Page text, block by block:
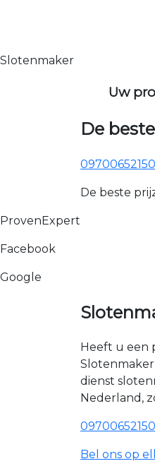
Slotenmaker
Uw
De
De beste
ProvenExpert
Facebook
Google
Heeft u een
dienst
Nederland,
Bel ons op